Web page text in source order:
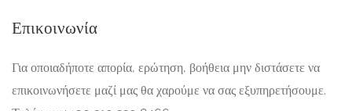
Επικοινωνία
Για οποιαδήποτε απορία, ερώτηση, βοήθεια μην διστάσετε να
επικοινωνήσετε μαζί μας θα χαρούμε να σας εξυπηρετήσουμε.